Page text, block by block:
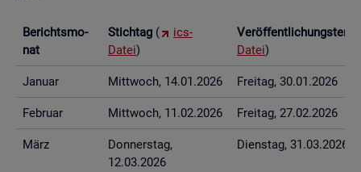
Be­richts­mo­
nat
Stich­tag (
ics-
Datei)
Datei)
Ja­nu­ar Mitt­woch, 14.01.2026 Frei­tag, 30.01.2026
Fe­bru­ar Mitt­woch, 11.02.2026 Frei­tag, 27.02.2026
März
Don­ners­tag,
12.03.2026
Diens­tag, 31.03.2026